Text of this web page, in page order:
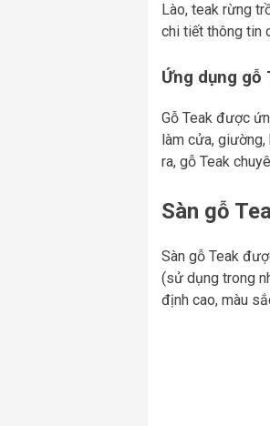
Lào, teak rừng
chi tiết thông tin
Ứng dụng gỗ
Gỗ Teak được
làm cửa, giường,
ra, gỗ Teak
Sàn gỗ
Sàn gỗ Teak
(sử dụng trong
định cao, màu